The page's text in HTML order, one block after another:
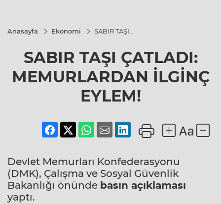
Anasayfa Ekonomi
SABIR TAŞI
İLGİNÇ EYLEM!
SABIR TAŞI ÇATLADI:
MEMURLARDAN İLGİNÇ
EYLEM!
Devlet Memurları Konfederasyonu
(DMK), Çalışma ve Sosyal Güvenlik
Bakanlığı önünde basın açıklaması
yaptı.